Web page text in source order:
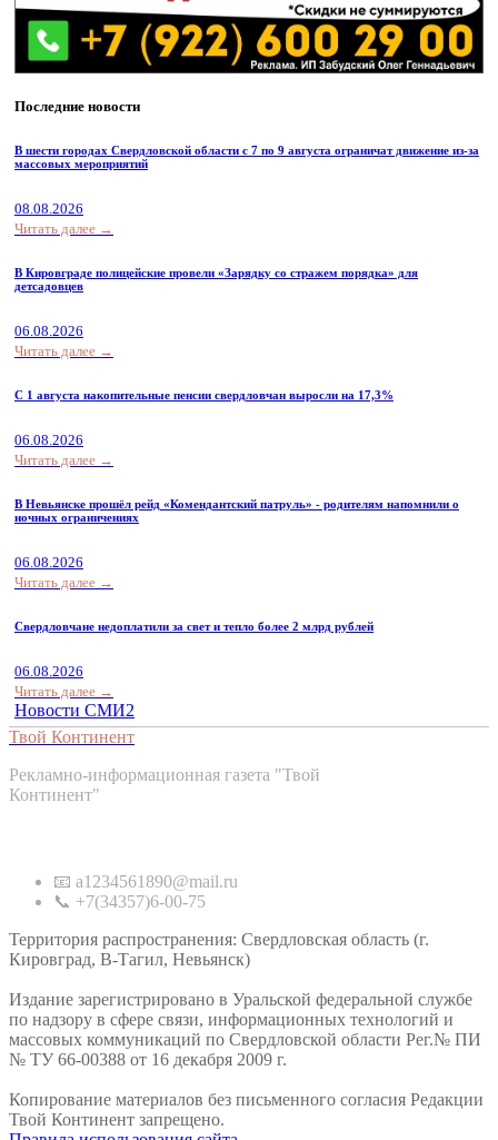
Последние новости
В шести городах Свердловской области с 7 по 9 августа ограничат движение из-за
массовых мероприятий
08.08.2026
Читать далее →
В Кировграде полицейские провели «Зарядку со стражем порядка» для
детсадовцев
06.08.2026
Читать далее →
С 1 августа накопительные пенсии свердловчан выросли на 17,3%
06.08.2026
Читать далее →
В Невьянске прошёл рейд «Комендантский патруль» - родителям напомнили о
ночных ограничениях
06.08.2026
Читать далее →
Свердловчане недоплатили за свет и тепло более 2 млрд рублей
06.08.2026
Читать далее →
Новости СМИ2
Твой Континент
Рекламно-информационная газета "Твой
Континент"
📧 a1234561890@mail.ru
📞 +7(34357)6-00-75
Территория распространения: Свердловская область (г.
Кировград, В-Тагил, Невьянск)
Издание зарегистрировано в Уральской федеральной службе
по надзору в сфере связи, информационных технологий и
массовых коммуникаций по Свердловской области Рег.№ ПИ
№ ТУ 66-00388 от 16 декабря 2009 г.
Копирование материалов без письменного согласия Редакции
Твой Континент запрещено.